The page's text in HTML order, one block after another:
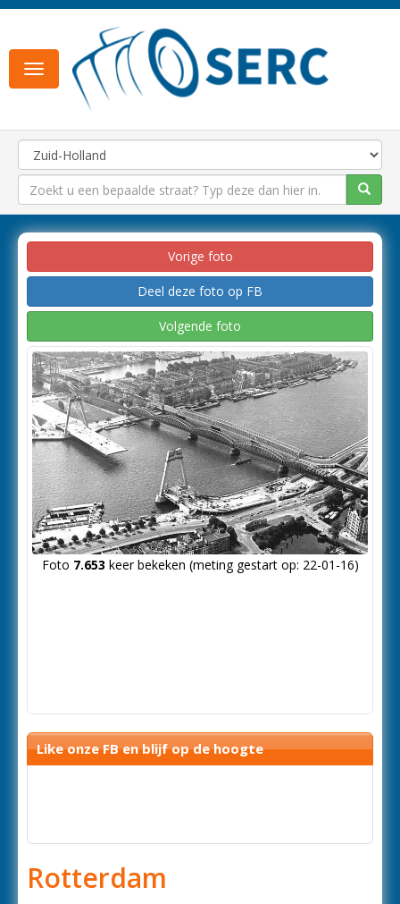
Toggle
navigation
Vorige foto
Deel deze foto op FB
Volgende foto
Foto 7.653 keer bekeken (meting gestart op: 22-01-16)
Like onze FB en blijf op de hoogte
Rotterdam